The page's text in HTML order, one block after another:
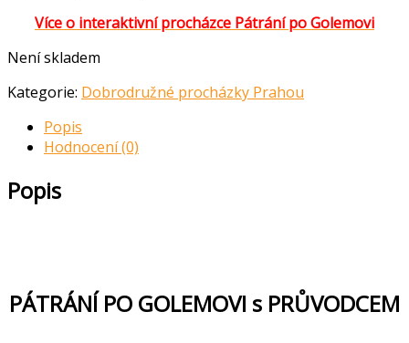
Více o interaktivní procházce Pátrání po Golemovi
Není skladem
Kategorie: Dobrodružné procházky Prahou
Popis
Hodnocení (0)
Popis
PÁTRÁNÍ PO GOLEMOVI s PRŮVODCEM